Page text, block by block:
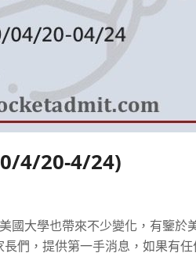
4/20-4/24)
國大學也帶來不少變化，有鑒於
們，提供第一手消息，如果有任